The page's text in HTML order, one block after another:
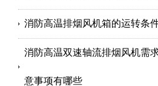
消防高温排烟风机箱的运转条
消防高温双速轴流排烟风机需
意事项有哪些